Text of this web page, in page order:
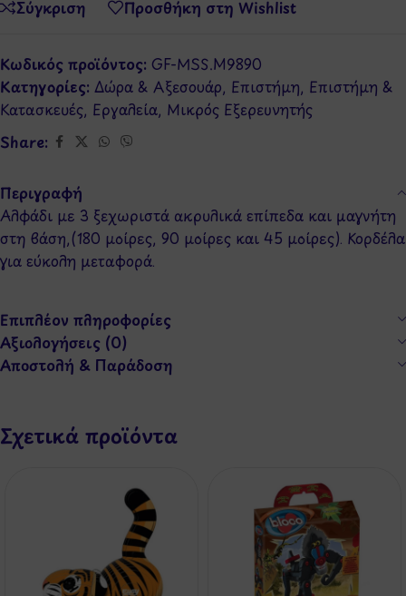
Σύγκριση Προσθήκη στη Wishlist
Κωδικός προϊόντος: GF-MSS.M9890
Κατηγορίες: Δώρα & Αξεσουάρ, Επιστήμη, Επιστήμη &
Κατασκευές, Εργαλεία, Μικρός Εξερευνητής
Share:
Περιγραφή
Αλφάδι με 3 ξεχωριστά ακρυλικά επίπεδα και μαγνήτη
στη βάση,(180 μοίρες, 90 μοίρες και 45 μοίρες). Κορδέλα
για εύκολη μεταφορά.
Επιπλέον πληροφορίες
Αξιολογήσεις (0)
Αποστολή & Παράδοση
Σχετικά προϊόντα